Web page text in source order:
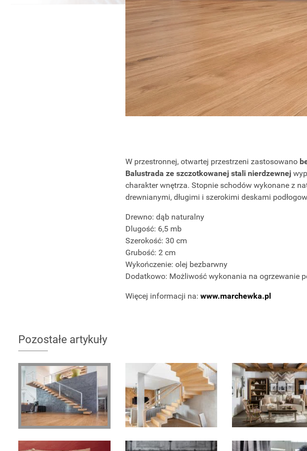
W przestronnej, otwartej przestrzeni zastosowano
Balustrada ze szczotkowanej stali nierdzewnej
charakter wnętrza. Stopnie schodów wykonane z
drewnianymi, długimi i szerokimi deskami
Drewno: dąb naturalny
Dlugość: 6,5 mb
Szerokość: 30 cm
Grubość: 2 cm
Wykończenie: olej bezbarwny
Dodatkowo: Możliwość wykonania na ogrzewanie
Więcej informacji na: www.marchewka.pl
Pozostałe artykuły